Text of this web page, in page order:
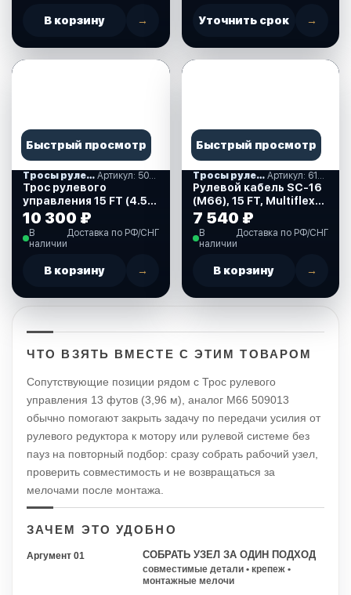
В корзину → Уточнить срок →
Быстрый просмотр
Тросы рулевые
Трос рулевого
управления 15 FT (4.57
м.), нержавеющий,
аналог М66 (502015)
10 300 ₽
В
наличии
Доставка по РФ/СНГ
В корзину →
Быстрый просмотр
Тросы рулевые
Рулевой кабель SC-16
(M66), 15 FT, Multiflex
(612028)
7 540 ₽
В
наличии
Доставка по РФ/СНГ
В корзину →
ЧТО ВЗЯТЬ ВМЕСТЕ С ЭТИМ ТОВАРОМ
Сопутствующие позиции рядом с Трос рулевого
управления 13 футов (3,96 м), аналог М66 509013
обычно помогают закрыть задачу по передачи усилия от
рулевого редуктора к мотору или рулевой системе без
пауз на повторный подбор: сразу собрать рабочий узел,
проверить совместимость и не возвращаться за
мелочами после монтажа.
ЗАЧЕМ ЭТО УДОБНО
Аргумент 01 СОБРАТЬ УЗЕЛ ЗА ОДИН ПОДХОД
совместимые детали • крепеж •
монтажные мелочи